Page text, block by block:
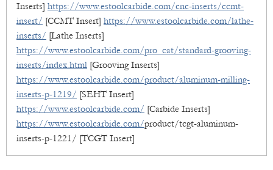
Inserts] https://www.estoolcarbide.com/cnc-inserts/ccmt-
insert/ [CCMT Insert] https://www.estoolcarbide.com/lathe-
inserts/ [Lathe Inserts]
https://www.estoolcarbide.com/pro_cat/standard-grooving-
inserts/index.html [Grooving Inserts]
https://www.estoolcarbide.com/product/aluminum-milling-
inserts-p-1219/ [SEHT Insert]
https://www.estoolcarbide.com/ [Carbide Inserts]
https://www.estoolcarbide.com/product/tcgt-aluminum-
inserts-p-1221/ [TCGT Insert]